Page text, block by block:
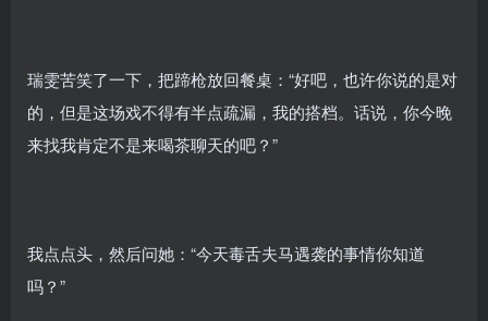
瑞雯苦笑了一下，把蹄枪放回餐桌：“好吧，也许你说的是对
的，但是这场戏不得有半点疏漏，我的搭档。话说，你今晚
来找我肯定不是来喝茶聊天的吧？”
我点点头，然后问她：“今天毒舌夫马遇袭的事情你知道
吗？”